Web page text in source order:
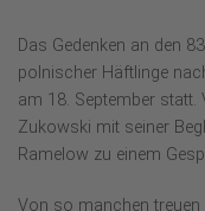
Das Gedenken an den
polnischer Häftlinge
am 18. September statt.
Zukowski mit seiner
Ramelow zu einem
Von so manchen treuen